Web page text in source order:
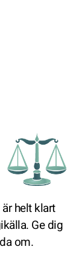
helt klart
Ge dig
om.